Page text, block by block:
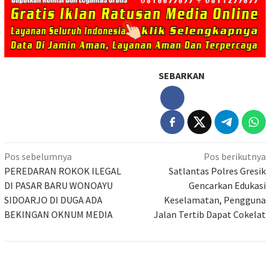
SEBARKAN
Navigasi
pos
Pos sebelumnya
PEREDARAN ROKOK ILEGAL
DI PASAR BARU WONOAYU
SIDOARJO DI DUGA ADA
BEKINGAN OKNUM MEDIA
Pos berikutnya
Satlantas Polres Gresik
Gencarkan Edukasi
Keselamatan, Pengguna
Jalan Tertib Dapat Cokelat